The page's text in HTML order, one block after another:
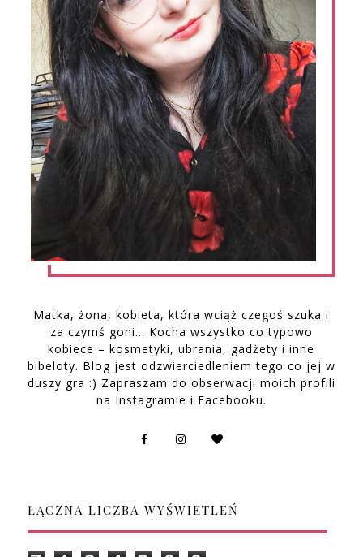
Matka, żona, kobieta, która wciąż czegoś szuka i
za czymś goni… Kocha wszystko co typowo
kobiece – kosmetyki, ubrania, gadżety i inne
bibeloty. Blog jest odzwierciedleniem tego co jej w
duszy gra :) Zapraszam do obserwacji moich profili
na Instagramie i Facebooku.
ŁĄCZNA LICZBA WYŚWIETLEŃ